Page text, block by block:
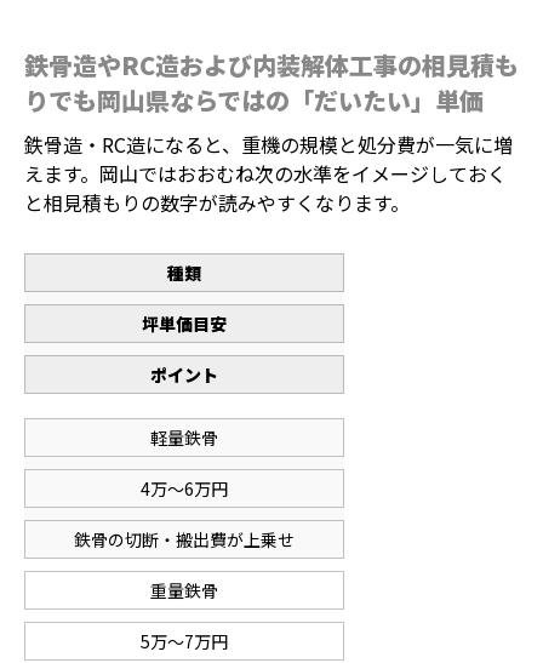
鉄骨造やRC造および内装解体工事の相見積も
りでも岡山県ならではの「だいたい」単価
鉄骨造・RC造になると、重機の規模と処分費が一気に増
えます。岡山ではおおむね次の水準をイメージしておく
と相見積もりの数字が読みやすくなります。
種類
坪単価目安
ポイント
軽量鉄骨
4万～6万円
鉄骨の切断・搬出費が上乗せ
重量鉄骨
5万～7万円